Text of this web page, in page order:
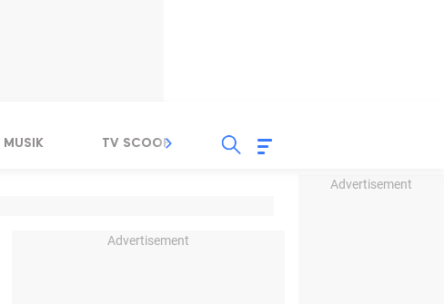
Advertisement
MUSIK TV SCOOP LIRIK
Advertisement